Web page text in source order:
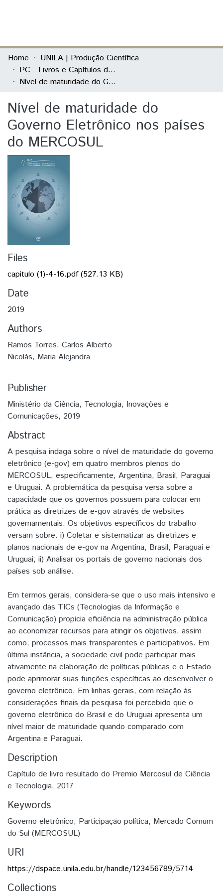
Communities & Collections
All of DSpace
Home
UNILA | Produção Científica
PC - Livros e Capítulos de Livros
Nível de maturidade do Governo Eletrônico nos países do MERCOSUL
Nível de maturidade do
Governo Eletrônico nos países
do MERCOSUL
Files
capitulo (1)-4-16.pdf(527.13 KB)
Date
2019
Authors
Ramos Torres, Carlos Alberto
Nicolás, Maria Alejandra
Publisher
Ministério da Ciência, Tecnologia, Inovações e
Comunicações, 2019
Abstract
A pesquisa indaga sobre o nível de maturidade do governo
eletrônico (e-gov) em quatro membros plenos do
MERCOSUL, especificamente, Argentina, Brasil, Paraguai
e Uruguai. A problemática da pesquisa versa sobre a
capacidade que os governos possuem para colocar em
prática as diretrizes de e-gov através de websites
governamentais. Os objetivos específicos do trabalho
versam sobre: i) Coletar e sistematizar as diretrizes e
planos nacionais de e-gov na Argentina, Brasil, Paraguai e
Uruguai; ii) Analisar os portais de governo nacionais dos
países sob análise.
Em termos gerais, considera-se que o uso mais intensivo e
avançado das TICs (Tecnologias da Informação e
Comunicação) propicia eficiência na administração pública
ao economizar recursos para atingir os objetivos, assim
como, processos mais transparentes e participativos. Em
última instância, a sociedade civil pode participar mais
ativamente na elaboração de políticas públicas e o Estado
pode aprimorar suas funções específicas ao desenvolver o
governo eletrônico. Em linhas gerais, com relação às
considerações finais da pesquisa foi percebido que o
governo eletrônico do Brasil e do Uruguai apresenta um
nível maior de maturidade quando comparado com
Argentina e Paraguai.
Description
Capítulo de livro resultado do Premio Mercosul de Ciência
e Tecnologia, 2017
Keywords
Governo eletrônico, Participação política, Mercado Comum
do Sul (MERCOSUL)
URI
https://dspace.unila.edu.br/handle/123456789/5714
Collections